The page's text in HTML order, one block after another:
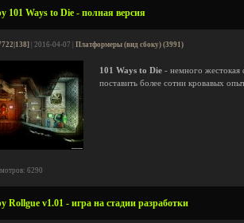
101 Ways to Die - полная версия
| 2016-04-07 | Платформеры (вид сбоку) (3991)
101 Ways to Die - немного жестокая
поставить более сотни кровавых
6290
Rollgue v1.01 - игра на стадии разработки